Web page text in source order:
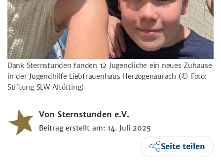
Dank Sternstunden fanden 12 Jugendliche ein neues Zuhause
in der Jugendhilfe Liebfrauenhaus Herzogenaurach (© Foto:
Stiftung SLW Altötting)
Von Sternstunden e.V.
Beitrag erstellt am: 14. Juli 2025
Seite teilen